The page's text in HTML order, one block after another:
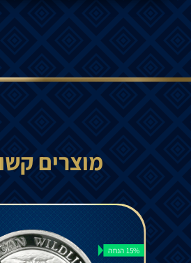
מוצרים
15% הנחה